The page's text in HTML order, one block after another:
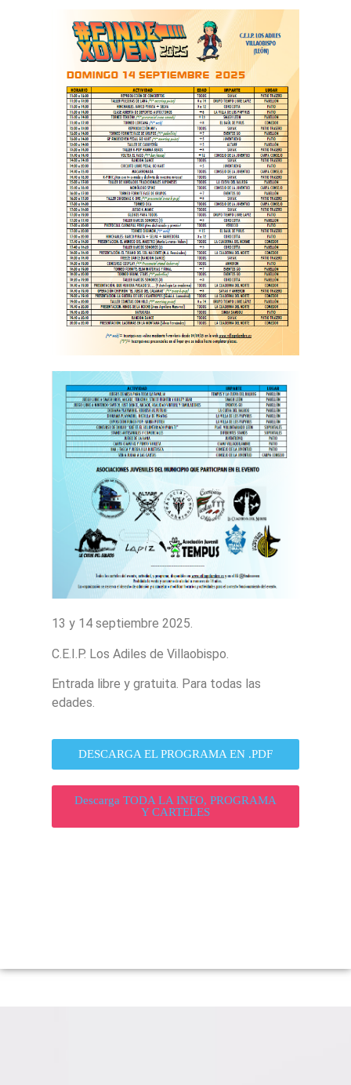
13 y 14 septiembre 2025.
C.E.I.P. Los Adiles de Villaobispo.
Entrada libre y gratuita. Para todas las
edades.
DESCARGA EL PROGRAMA EN .PDF
Descarga TODA LA INFO, PROGRAMA
Y CARTELES